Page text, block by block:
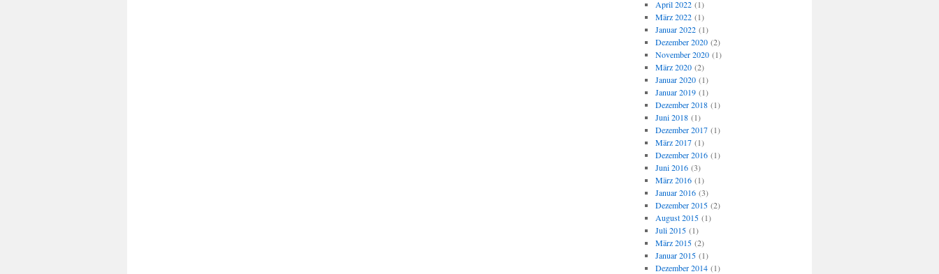
April 2022(1)
März 2022(1)
Januar 2022(1)
Dezember 2020(2)
November 2020(1)
März 2020(2)
Januar 2020(1)
Januar 2019(1)
Dezember 2018(1)
Juni 2018(1)
Dezember 2017(1)
März 2017(1)
Dezember 2016(1)
Juni 2016(3)
März 2016(1)
Januar 2016(3)
Dezember 2015(2)
August 2015(1)
Juli 2015(1)
März 2015(2)
Januar 2015(1)
Dezember 2014(1)